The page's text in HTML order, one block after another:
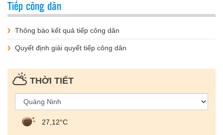
Tiếp công dân
Thông báo kết quả tiếp công dân
Quyết định giải quyết tiếp công dân
THỜI TIẾT
27,12°С